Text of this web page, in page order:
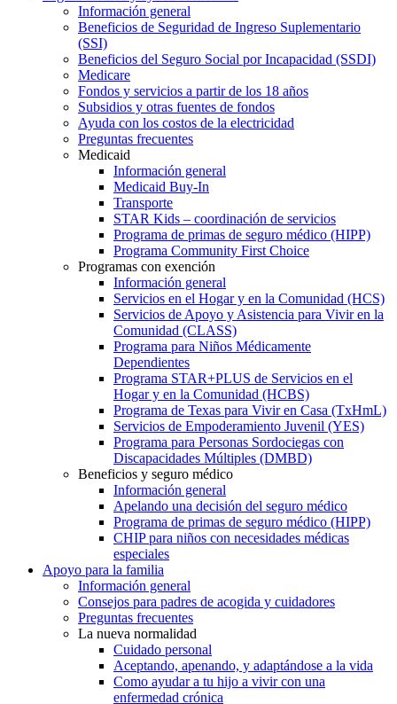
Información general
Beneficios de Seguridad de Ingreso Suplementario
(SSI)
Beneficios del Seguro Social por Incapacidad (SSDI)
Medicare
Fondos y servicios a partir de los 18 años
Subsidios y otras fuentes de fondos
Ayuda con los costos de la electricidad
Preguntas frecuentes
Medicaid
Información general
Medicaid Buy-In
Transporte
STAR Kids – coordinación de servicios
Programa de primas de seguro médico (HIPP)
Programa Community First Choice
Programas con exención
Información general
Servicios en el Hogar y en la Comunidad (HCS)
Servicios de Apoyo y Asistencia para Vivir en la
Comunidad (CLASS)
Programa para Niños Médicamente
Dependientes
Programa STAR+PLUS de Servicios en el
Hogar y en la Comunidad (HCBS)
Programa de Texas para Vivir en Casa (TxHmL)
Servicios de Empoderamiento Juvenil (YES)
Programa para Personas Sordociegas con
Discapacidades Múltiples (DMBD)
Beneficios y seguro médico
Información general
Apelando una decisión del seguro médico
Programa de primas de seguro médico (HIPP)
CHIP para niños con necesidades médicas
especiales
Apoyo para la familia
Información general
Consejos para padres de acogida y cuidadores
Preguntas frecuentes
La nueva normalidad
Cuidado personal
Aceptando, apenando, y adaptándose a la vida
Como ayudar a tu hijo a vivir con una
enfermedad crónica